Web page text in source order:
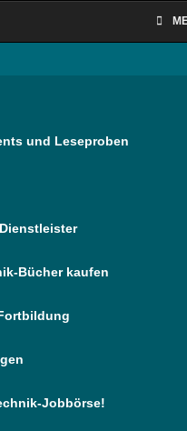
und Leseproben
Bücher kaufen
Jobbörse!